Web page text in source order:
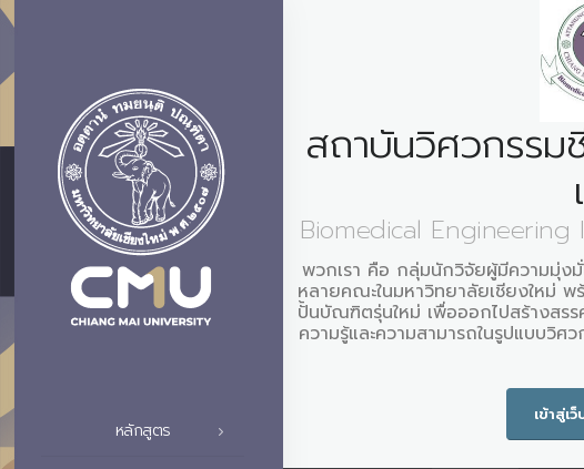
หลักสูตร
สถาบันวิศวกรรม
Biomedical Engineering
พวกเรา คือ กลุ่มนักวิจัยผู้มีความมุ่ง
หลายคณะในมหาวิทยาลัยเชียงใหม่ พ
ปั้นบัณฑิตรุ่นใหม่ เพื่อออกไปสร้างสร
ความรู้และความสามารถในรูปแบบวิศ
เข้าสู่เ